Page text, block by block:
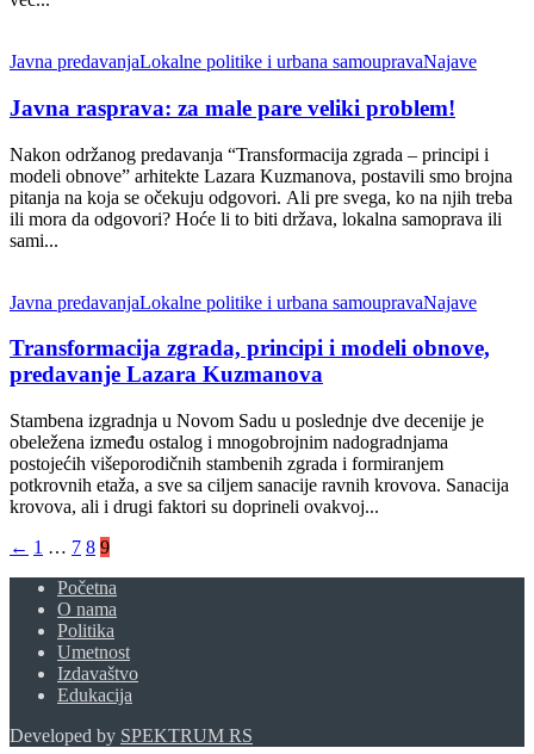
Javna predavanjaLokalne politike i urbana samoupravaNajave
Javna rasprava: za male pare veliki problem!
Nakon održanog predavanja “Transformacija zgrada – principi i
modeli obnove” arhitekte Lazara Kuzmanova, postavili smo brojna
pitanja na koja se očekuju odgovori. Ali pre svega, ko na njih treba
ili mora da odgovori? Hoće li to biti država, lokalna samoprava ili
sami...
Javna predavanjaLokalne politike i urbana samoupravaNajave
Transformacija zgrada, principi i modeli obnove,
predavanje Lazara Kuzmanova
Stambena izgradnja u Novom Sadu u poslednje dve decenije je
obeležena između ostalog i mnogobrojnim nadogradnjama
postojećih višeporodičnih stambenih zgrada i formiranjem
potkrovnih etaža, a sve sa ciljem sanacije ravnih krovova. Sanacija
krovova, ali i drugi faktori su doprineli ovakvoj...
← 1 … 7 8 9
Početna
O nama
Politika
Umetnost
Izdavaštvo
Edukacija
Developed by SPEKTRUM RS